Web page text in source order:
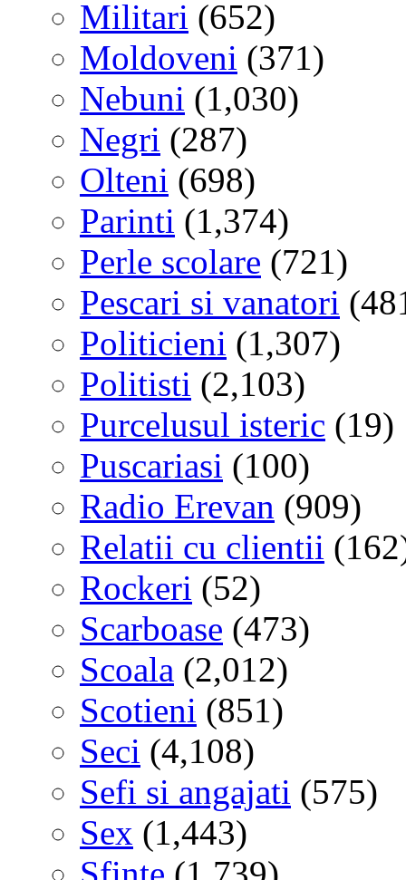
Militari (652)
Moldoveni (371)
Nebuni (1,030)
Negri (287)
Olteni (698)
Parinti (1,374)
Perle scolare (721)
Pescari si vanatori
Politicieni (1,307)
Politisti (2,103)
Purcelusul isteric (19)
Puscariasi (100)
Radio Erevan (909)
Relatii cu clientii
Rockeri (52)
Scarboase (473)
Scoala (2,012)
Scotieni (851)
Seci (4,108)
Sefi si angajati (575)
Sex (1,443)